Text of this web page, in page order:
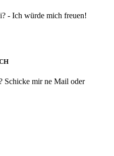
- Ich würde mich freuen!
Schicke mir ne Mail oder